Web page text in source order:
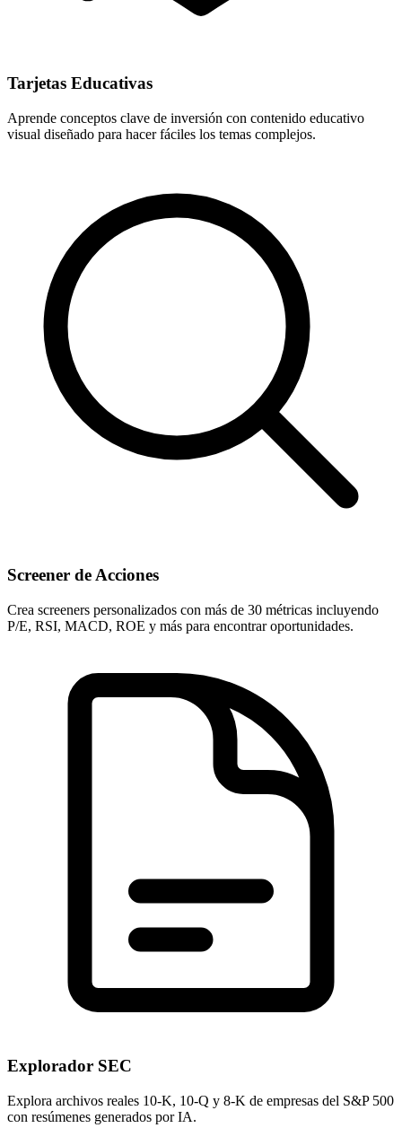
Tarjetas Educativas
Aprende conceptos clave de inversión con contenido educativo
visual diseñado para hacer fáciles los temas complejos.
Screener de Acciones
Crea screeners personalizados con más de 30 métricas incluyendo
P/E, RSI, MACD, ROE y más para encontrar oportunidades.
Explorador SEC
Explora archivos reales 10-K, 10-Q y 8-K de empresas del S&P 500
con resúmenes generados por IA.